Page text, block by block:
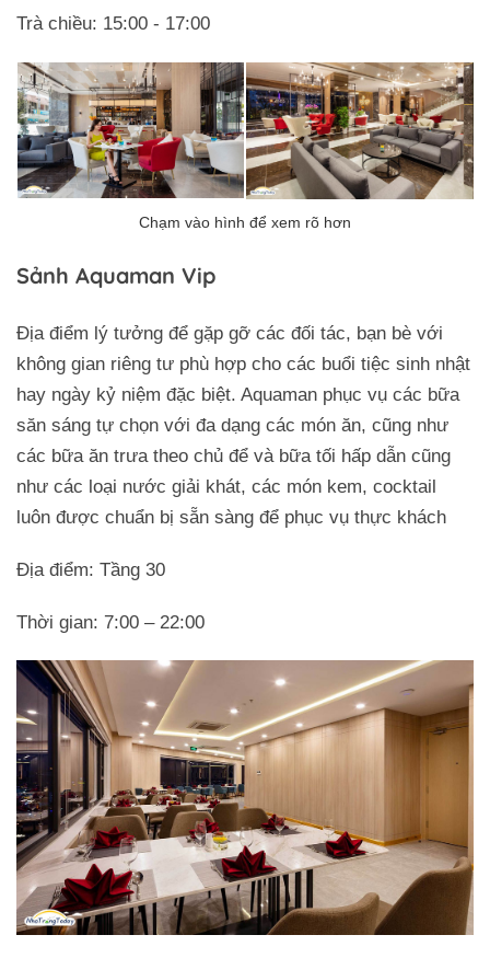
Trà chiều: 15:00 - 17:00
Sảnh Aquaman Vip
Địa điểm lý tưởng để gặp gỡ các đối tác, bạn bè với
không gian riêng tư phù hợp cho các buổi tiệc sinh nhật
hay ngày kỷ niệm đặc biệt. Aquaman phục vụ các bữa
săn sáng tự chọn với đa dạng các món ăn, cũng như
các bữa ăn trưa theo chủ để và bữa tối hấp dẫn cũng
như các loại nước giải khát, các món kem, cocktail
luôn được chuẩn bị sẵn sàng để phục vụ thực khách
Địa điểm: Tầng 30
Thời gian: 7:00 – 22:00